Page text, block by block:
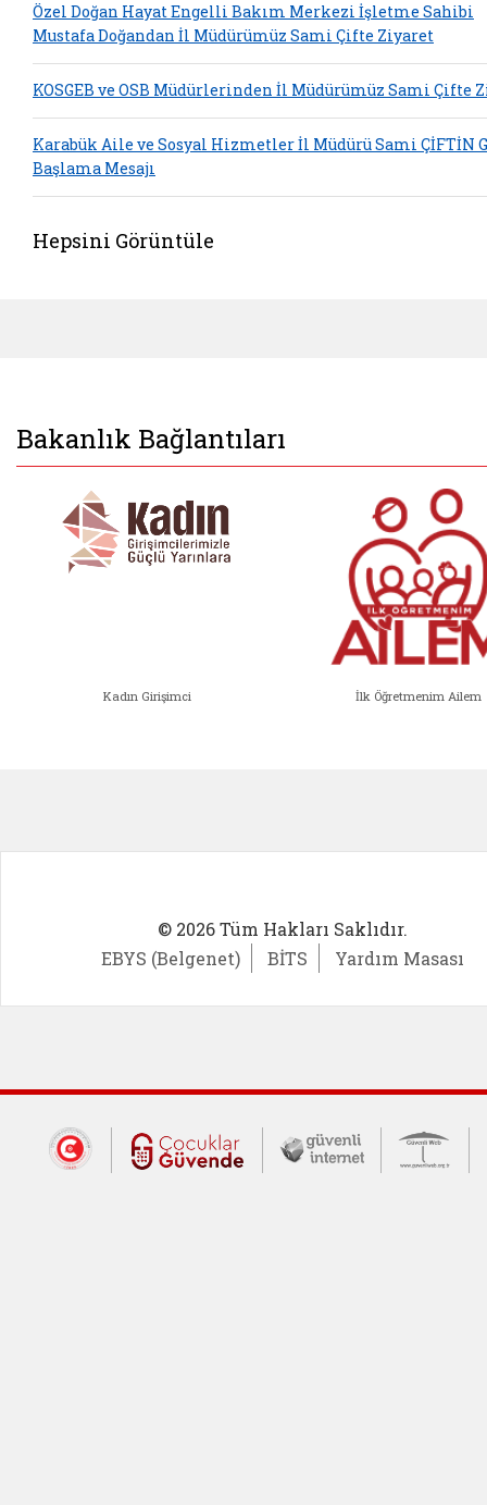
Özel Doğan Hayat Engelli Bakım Merkezi İşletme Sahibi
Mustafa Doğandan İl Müdürümüz Sami Çifte Ziyaret
KOSGEB ve OSB Müdürlerinden İl Müdürümüz Sami Çifte
Karabük Aile ve Sosyal Hizmetler İl Müdürü Sami ÇİFTİN
Başlama Mesajı
Hepsini Görüntüle
Bakanlık Bağlantıları
Kadın Girişimci İlk Öğretmenim Ailem
© 2026 Tüm Hakları Saklıdır.
EBYS (Belgenet)
BİTS Yardım Masası
Dış Bağlantılar
Cumhurbaşkanlığı İletişim Merkezi
Çocuklar Güvende (yeni
Güvenli